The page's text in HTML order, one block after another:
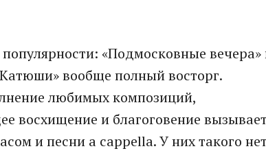
«Подмосковные вечера»
вообще полный восторг.
любимых композиций,
восхищение и благоговение вызывает
и песни a cappella. У них такого